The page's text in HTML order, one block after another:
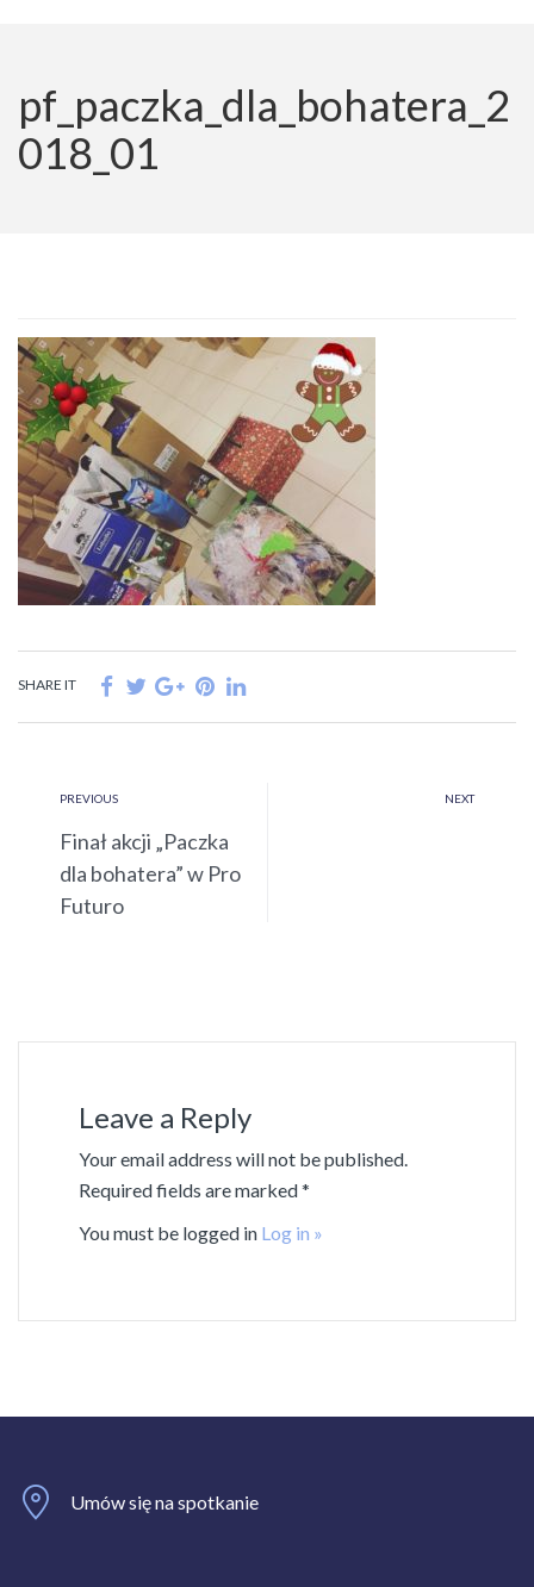
pf_paczka_dla_bohatera_2
018_01
SHARE IT
PREVIOUS
Finał akcji „Paczka
dla bohatera” w Pro
Futuro
NEXT
Leave a Reply
Your email address will not be published.
Required fields are marked *
You must be logged in Log in »
Umów się na spotkanie